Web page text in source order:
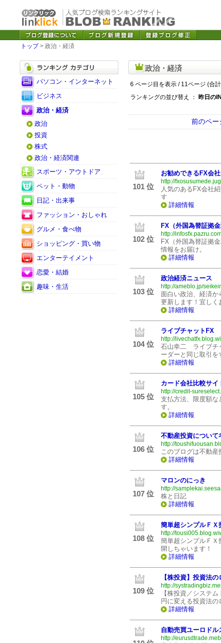
トップ> 政治・経済
パソコン・インターネット
ビジネス
政治・経済
政治
投資
株式
政治・経済関連
スポーツ・アウトドア
ペット・動物
日記・出来事
ファッション・おしゃれ
グルメ・食べ物
ショッピング・買い物
エンターテイメント
恋愛・結婚
趣味・生活
政治・経済
6 ページ目を表示 / 11ページ (合
ランキングの並び替え ： 昨日の
前のペー
101 位
お勧めできるFX会社
http://
人気のあるFX会社
す
詳細情報
102 位
FX（外国為替証拠
http://
FX（外国為替証拠
情報をお届け。
詳細情報
103 位
政治経済ニュース
http://ameblo.jp/
面白い政治、経済か
更新します！宜しく
詳細情報
104 位
ライブチャットFX
http://
石山幸二 ライブチ
ーダーと同じ取引
詳細情報
105 位
カード会社比較サイ
http://credit-
支払方法、限度額な
す。
詳細情報
106 位
不動産投資について
http://
このブログは不動
詳細情報
107 位
マロンのにっき
http://
株と日記
詳細情報
108 位
簡単超シンプルＦ
http://
簡単超シンプルＦ
開しちゃいます！
詳細情報
109 位
【株投資】投資法
http://
【株投資／システ
円に変える投資法
詳細情報
自動売買ユーロド
http://